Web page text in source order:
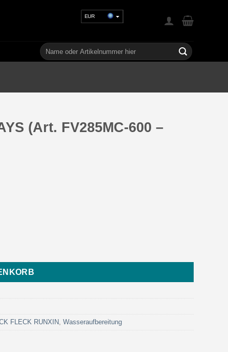
EUR
GBP
Suchen
nach:
(Art. FV285MC-600 –
Menge
FLECK RUNXIN ,Wasseraufbereitung